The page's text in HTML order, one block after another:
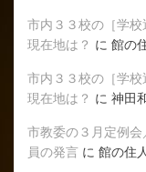
市内３３校の［学
現在地は？ に 館の
市内３３校の［学
現在地は？ に 神田
市教委の３月定例
員の発言 に 館の住人